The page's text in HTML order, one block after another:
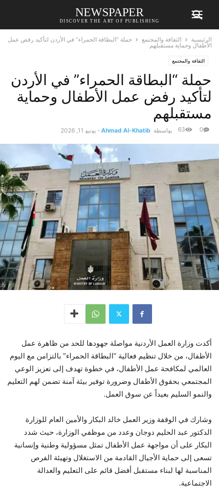
NEWSPAPER
DISCOVER THE ART OF PUBLISHING
الرئيسية الثقافة والمجتمع
حملة “البطاقة الحمراء” في الأردن لتأكيد رفض عمل
الأطفال وحماية مستقبلهم
الثقافة والمجتمع
حملة “البطاقة الحمراء” في الأردن
لتأكيد رفض عمل الأطفال وحماية
مستقبلهم
بواسطة Ahmad Al-Khatib
- يونيو 11, 2026 0
63
أكدت وزارة العمل الأردنية مواصلة جهودها للحد من ظاهرة عمل
الأطفال، من خلال تنظيم فعالية “البطاقة الحمراء” بالتزامن مع اليوم
العالمي لمكافحة عمل الأطفال، في خطوة تهدف إلى تعزيز الوعي
المجتمعي بحقوق الأطفال وضرورة توفير بيئة آمنة تضمن لهم التعليم
والنمو السليم بعيداً عن سوق العمل.
وشارك في الوقفة وزير العمل خالد البكار والأمين العام للوزارة
الدكتور عبد الحليم دوجان وعدد من موظفي الوزارة، حيث شدد
البكار على أن مواجهة عمل الأطفال تمثل مسؤولية وطنية وإنسانية
تسعى إلى حماية الأجيال القادمة من الاستغلال وتهيئة الفرص
المناسبة لها لبناء مستقبل أفضل قائم على التعليم والعدالة
الاجتماعية.